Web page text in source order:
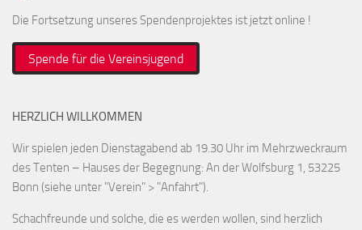
Die Fortsetzung unseres Spendenprojektes ist jetzt online !
Spende für die Vereinsjugend
HERZLICH WILLKOMMEN
Wir spielen jeden Dienstagabend ab 19.30 Uhr im Mehrzweckraum
des Tenten – Hauses der Begegnung: An der Wolfsburg 1, 53225
Bonn (siehe unter "Verein" > "Anfahrt").
Schachfreunde und solche, die es werden wollen, sind herzlich